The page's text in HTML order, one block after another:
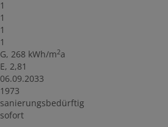
1
1
1
1
G, 268 kWh/m2a
E, 2,81
06.09.2033
1973
sanierungsbedürftig
sofort